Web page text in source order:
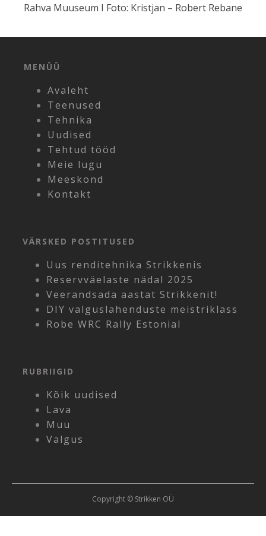
Rahva Muuseum I Foto: Kristjan – Robert Rebane
MENÜÜ
Avaleht
Teenused
Tehnika
Uudised
Tehtud tööd
Meie lugu
Meeskond
Kontakt
VÄRSKED POSTITUSED
Uus renditehnika Strikkenis
Reservväelaste nädal 2025
Veerandsada aastat Strikkenit!
DIY valguslahenduste meistriklass
Robe WRC Rally Estonial
RUBRIIGID
Kõik uudised
Lava
Muu
Valgus
Copyright © Strikken OÜ